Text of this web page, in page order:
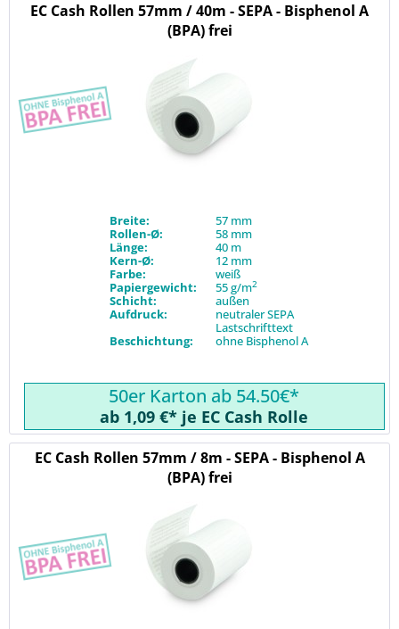
EC Cash Rollen 57mm / 40m - SEPA - Bisphenol A
(BPA) frei
Breite:
57 mm
Rollen-Ø:
58 mm
Länge:
40 m
Kern-Ø:
12 mm
Farbe:
weiß
Papiergewicht:
55 g/m2
Schicht:
außen
Aufdruck:
neutraler SEPA
Lastschrifttext
Beschichtung:
ohne Bisphenol A
50er Karton ab 54.50€*
ab 1,09 €* je EC Cash Rolle
EC Cash Rollen 57mm / 8m - SEPA - Bisphenol A
(BPA) frei